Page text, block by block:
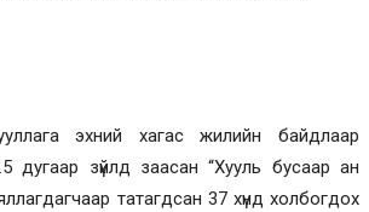
эхний хагас жилийн байдлаар
дугаар зүйлд заасан “Хууль бусаар ан
татагдсан 37 хүнд холбогдох